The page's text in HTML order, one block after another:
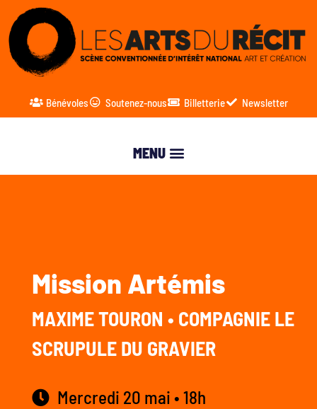
Bénévoles Soutenez-nous Billetterie Newsletter
Mission Artémis
MAXIME TOURON • COMPAGNIE LE
SCRUPULE DU GRAVIER
Mercredi 20 mai • 18h